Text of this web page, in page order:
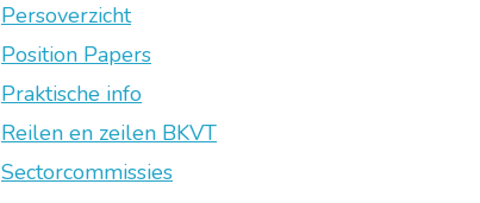
Persoverzicht
Position Papers
Praktische info
Reilen en zeilen BKVT
Sectorcommissies